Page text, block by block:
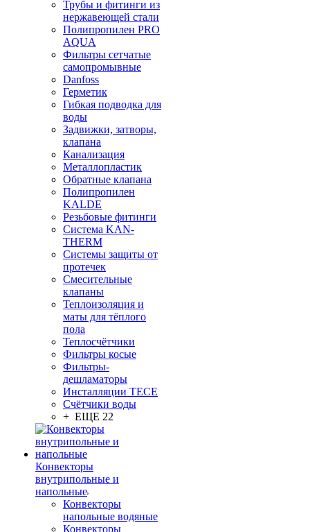
Трубы и фитинги из
нержавеющей стали
Полипропилен PRO
AQUA
Фильтры сетчатые
самопромывные
Danfoss
Герметик
Гибкая подводка для
воды
Задвижки, затворы,
клапана
Канализация
Металлопластик
Обратные клапана
Полипропилен
KALDE
Резьбовые фитинги
Система KAN-
THERM
Системы защиты от
протечек
Смесительные
клапаны
Теплоизоляция и
маты для тёплого
пола
Теплосчётчики
Фильтры косые
Фильтры-
дешламаторы
Инсталляции TECE
Счётчики воды
+ ЕЩЕ 22
Конвекторы
внутрипольные и
напольные
Конвекторы
напольные водяные
Конвекторы